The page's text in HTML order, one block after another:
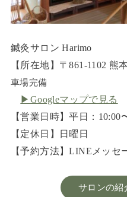
鍼灸サロン Harimo
【所在地】〒861-1102
車場完備
▶︎Googleマップで見る
【営業日時】平日：10:00
【定休日】日曜日
【予約方法】LINEメッセ
サロンの紹